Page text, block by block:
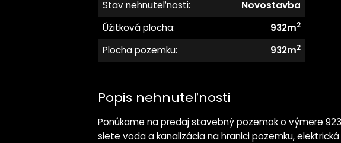
Stav nehnuteľnosti:
Novostavba
Úžitková plocha:
932m2
Plocha pozemku: 932m2
Popis nehnuteľnosti
Ponúkame na predaj stavebný pozemok o výmere
siete voda a kanalizácia na hranici pozemku,